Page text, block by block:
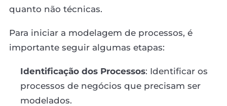
quanto não técnicas.
Para iniciar a modelagem de processos, é
importante seguir algumas etapas:
Identificação dos Processos: Identificar os
processos de negócios que precisam ser
modelados.